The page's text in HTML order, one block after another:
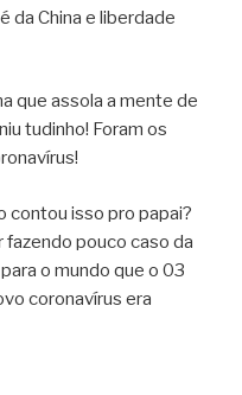
da China e liberdade
que assola a mente de
tudinho! Foram os
contou isso pro papai?
fazendo pouco caso da
o mundo que o 03
coronavírus era